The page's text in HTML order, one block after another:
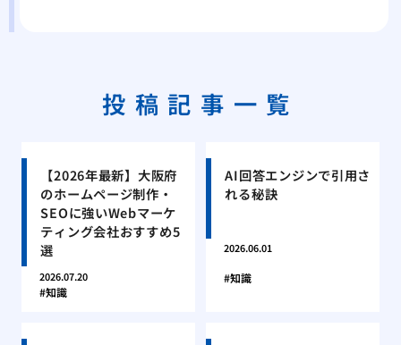
投稿記事一覧
【2026年最新】大阪府
のホームページ制作・
SEOに強いWebマーケ
ティング会社おすすめ5
選
2026.07.20
知識
AI回答エンジンで引用さ
れる秘訣
2026.06.01
知識